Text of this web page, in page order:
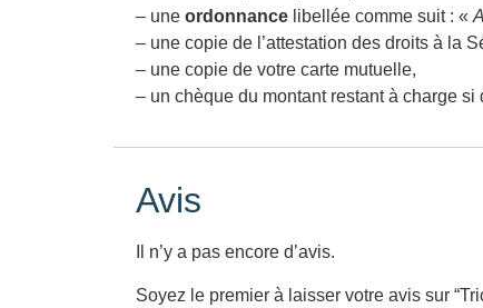
– une ordonnance libellée comme suit : «
– une copie de l’attestation des droits à la
– une copie de votre carte mutuelle,
– un chèque du montant restant à charge
Avis
Il n’y a pas encore d’avis.
Soyez le premier à laisser votre avis sur